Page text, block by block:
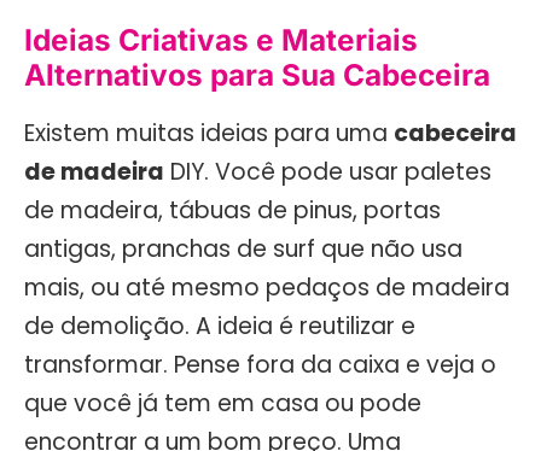
Ideias Criativas e Materiais
Alternativos para Sua Cabeceira
Existem muitas ideias para uma cabeceira
de madeira DIY. Você pode usar paletes
de madeira, tábuas de pinus, portas
antigas, pranchas de surf que não usa
mais, ou até mesmo pedaços de madeira
de demolição. A ideia é reutilizar e
transformar. Pense fora da caixa e veja o
que você já tem em casa ou pode
encontrar a um bom preço. Uma